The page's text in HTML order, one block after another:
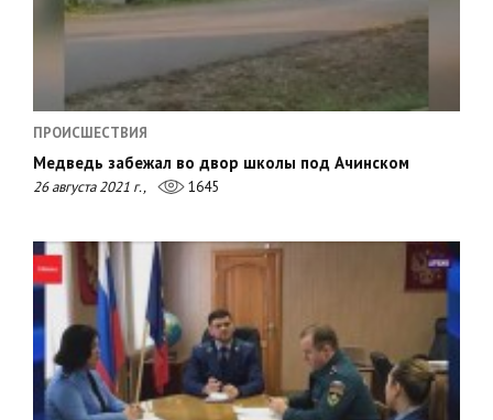
ПРОИСШЕСТВИЯ
Медведь забежал во двор школы под Ачинском
26 августа 2021 г., 1645